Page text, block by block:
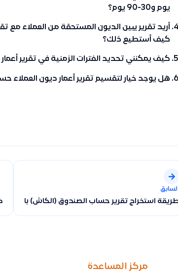
يوم و30-90 يوم؟
كيف أستطيع ذلك؟
كيف يمكنني تحديد الفترات الزمنية في تقرير
هل يوجد خيار لتقسيم تقرير أعمار ديون العملاء حسب فترات
السابق
استخراج تقرير حساب الصندوق (الكاش)
مركز المساعدة